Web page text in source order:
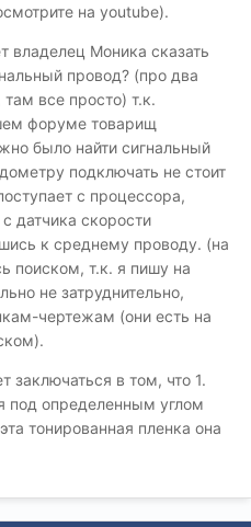
на youtube).
владелец Моника сказать
провод? (про два
все просто) т.к.
форуме товарищ
было найти сигнальный
подключать не стоит
с процессора,
датчика скорости
к среднему проводу. (на
поиском, т.к. я пишу на
не затруднительно,
чертежам (они есть на
заключаться в том, что 1.
под определенным углом
тонированная пленка она